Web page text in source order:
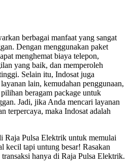
berbagai manfaat yang sangat
Dengan menggunakan paket
menghemat biaya telepon,
yang baik, dan memperoleh
Selain itu, Indosat juga
lain, kemudahan penggunaan,
beragam package untuk
Jadi, jika Anda mencari layanan
terpercaya, maka Indosat adalah
Raja Pulsa Elektrik untuk memulai
kecil tapi untung besar! Rasakan
hanya di Raja Pulsa Elektrik.